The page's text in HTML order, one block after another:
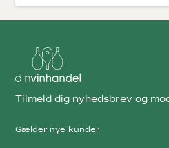
Tilmeld dig nyhedsbrev og
Gælder nye kunder